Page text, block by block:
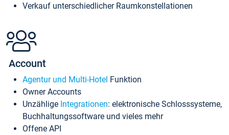
Verkauf unterschiedlicher Raumkonstellationen
Account
Agentur und Multi-Hotel Funktion
Owner Accounts
Unzählige Integrationen: elektronische Schlosssysteme,
Buchhaltungssoftware und vieles mehr
Offene API